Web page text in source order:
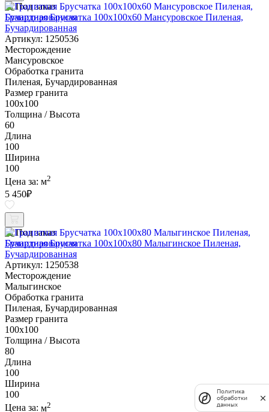
Под заказ
Гранитная Брусчатка 100х100x60 Мансуровское Пиленая,
Бучардированная
Артикул: 1250536
Месторождение
Мансуровское
Обработка гранита
Пиленая, Бучардированная
Размер гранита
100х100
Толщина / Высота
60
Длина
100
Ширина
100
Цена за: м2
5 450₽
Под заказ
Гранитная Брусчатка 100х100x80 Малыгинское Пиленая,
Бучардированная
Артикул: 1250538
Месторождение
Малыгинское
Обработка гранита
Пиленая, Бучардированная
Размер гранита
100х100
Толщина / Высота
80
Длина
100
Ширина
100
Цена за: м2
Политика
обработки
данных